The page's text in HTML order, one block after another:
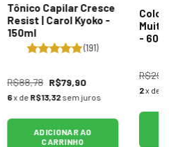
Tônico Capilar Cresce
Resist | Carol Kyoko -
150ml
(191)
R$88,78 R$79,90
6x de R$13,32sem juros
ADICIONAR AO
CARRINHO
Muito
- 60g
2x de